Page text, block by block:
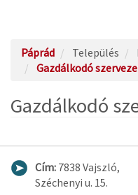
Páprád Település
Gazdálkodó
Gazdálkodó
Cím: 7838 Vajszló,
Széchenyi u. 15.